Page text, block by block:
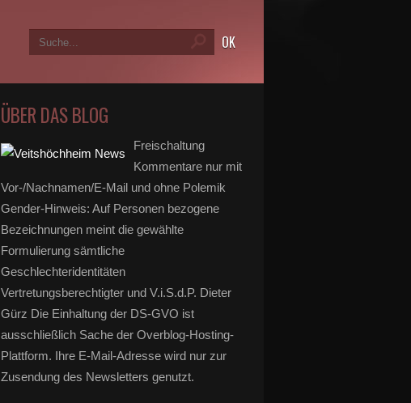
ÜBER DAS BLOG
Freischaltung
Kommentare nur mit
Vor-/Nachnamen/E-Mail und ohne Polemik
Gender-Hinweis: Auf Personen bezogene
Bezeichnungen meint die gewählte
Formulierung sämtliche
Geschlechteridentitäten
Vertretungsberechtigter und V.i.S.d.P. Dieter
Gürz Die Einhaltung der DS-GVO ist
ausschließlich Sache der Overblog-Hosting-
Plattform. Ihre E-Mail-Adresse wird nur zur
Zusendung des Newsletters genutzt.